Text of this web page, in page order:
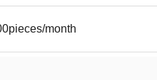
month